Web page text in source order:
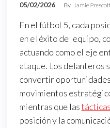
05/02/2026 By Jamie Prescott
En el fútbol 5, cada
en el éxito del equipo,
actuando como el eje
ataque. Los delanteros
convertir
movimientos
mientras que las
posición y la